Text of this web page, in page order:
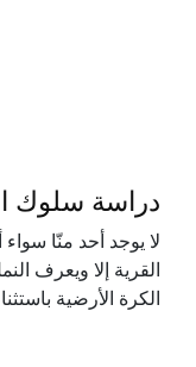
دراسة سلوك
لا يوجد أحد منّا سواء
القرية إلا ويعرف
الكرة الأرضية